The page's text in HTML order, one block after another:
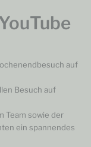
auf
Besuch auf
Team sowie der
ein spannendes